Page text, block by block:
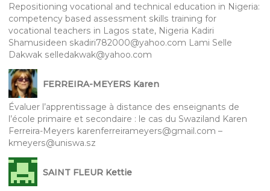
Repositioning vocational and technical education in Nigeria:
competency based assessment skills training for
vocational teachers in Lagos state, Nigeria Kadiri
Shamusideen skadiri782000@yahoo.com Lami Selle
Dakwak selledakwak@yahoo.com
FERREIRA-MEYERS Karen
Évaluer l’apprentissage à distance des enseignants de
l’école primaire et secondaire : le cas du Swaziland Karen
Ferreira-Meyers karenferreirameyers@gmail.com –
kmeyers@uniswa.sz
SAINT FLEUR Kettie